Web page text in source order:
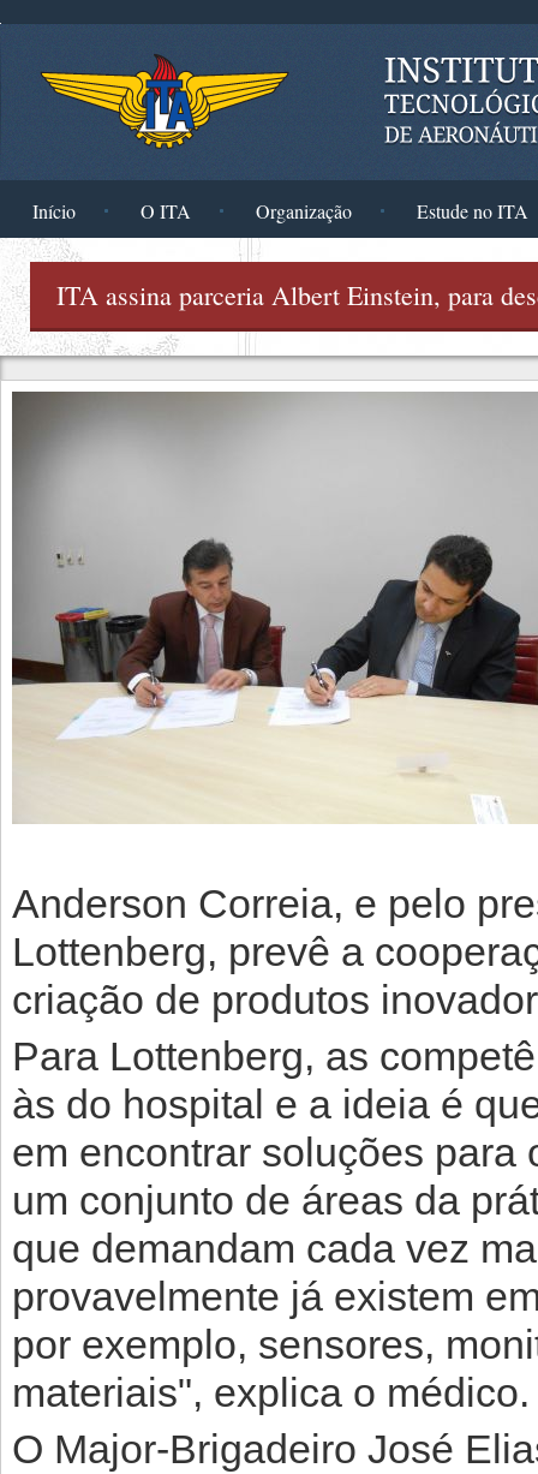
Início O ITA Organização Estude no ITA
ITA assina parceria Albert Einstein, para
Anderson Correia, e pelo
Lottenberg, prevê a
criação de produtos
Para Lottenberg, as
às do hospital e a ideia é
em encontrar soluções para
um conjunto de áreas da
que demandam cada vez
provavelmente já existem
por exemplo, sensores,
materiais", explica o médico.
O Major-Brigadeiro José